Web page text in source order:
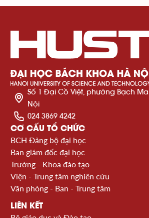
Số 1 Đại Cồ Việt, phường Bạch
Nội
024 3869 4242
CƠ CẤU TỔ CHỨC
BCH Đảng bộ đại học
Ban giám đốc đại học
Trường - Khoa đào tạo
Viện - Trung tâm nghiên cứu
Văn phòng - Ban - Trung tâm
LIÊN KẾT